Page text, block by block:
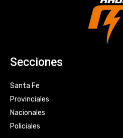
Secciones
Santa Fe
Provinciales
Nacionales
Policiales